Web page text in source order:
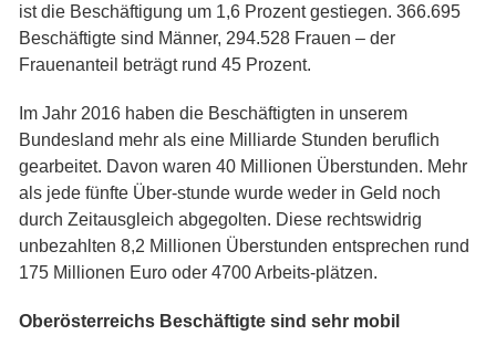
ist die Beschäftigung um 1,6 Prozent gestiegen. 366.695
Beschäftigte sind Männer, 294.528 Frauen – der
Frauenanteil beträgt rund 45 Prozent.
Im Jahr 2016 haben die Beschäftigten in unserem
Bundesland mehr als eine Milliarde Stunden beruflich
gearbeitet. Davon waren 40 Millionen Überstunden. Mehr
als jede fünfte Über-stunde wurde weder in Geld noch
durch Zeitausgleich abgegolten. Diese rechtswidrig
unbezahlten 8,2 Millionen Überstunden entsprechen rund
175 Millionen Euro oder 4700 Arbeits-plätzen.
Oberösterreichs Beschäftigte sind sehr mobil